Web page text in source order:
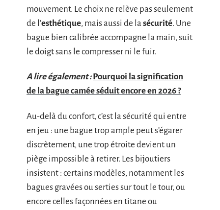
mouvement. Le choix ne relève pas seulement
de l’esthétique, mais aussi de la sécurité. Une
bague bien calibrée accompagne la main, suit
le doigt sans le compresser ni le fuir.
A lire également : Pourquoi la signification
de la bague camée séduit encore en 2026 ?
Au-delà du confort, c’est la sécurité qui entre
en jeu : une bague trop ample peut s’égarer
discrètement, une trop étroite devient un
piège impossible à retirer. Les bijoutiers
insistent : certains modèles, notamment les
bagues gravées ou serties sur tout le tour, ou
encore celles façonnées en titane ou